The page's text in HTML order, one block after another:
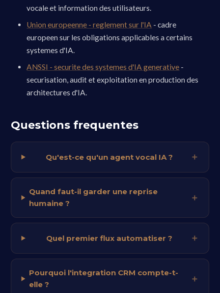
vocale et information des utilisateurs.
Union europeenne - reglement sur l'IA - cadre
europeen sur les obligations applicables a certains
systemes d'IA.
ANSSI - securite des systemes d'IA generative -
securisation, audit et exploitation en production des
architectures d'IA.
Questions frequentes
Qu'est-ce qu'un agent vocal IA ?
Quand faut-il garder une reprise
humaine ?
Quel premier flux automatiser ?
Pourquoi l'integration CRM compte-t-
elle ?